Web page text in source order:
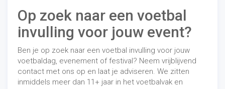
Op zoek naar een voetbal
invulling voor jouw event?
Ben je op zoek naar een voetbal invulling voor jouw
voetbaldag, evenement of festival? Neem vrijblijvend
contact met ons op en laat je adviseren. We zitten
inmiddels meer dan 11+ jaar in het voetbalvak en